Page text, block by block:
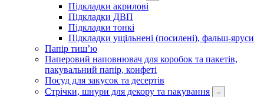
Підкладки акрилові
Підкладки ДВП
Підкладки тонкі
Підкладки ущільнені (посилені), фальш-яруси
Папір тиш’ю
Паперовий наповнювач для коробок та пакетів,
пакувальний папір, конфеті
Посуд для закусок та десертів
Стрічки, шнури для декору та пакування